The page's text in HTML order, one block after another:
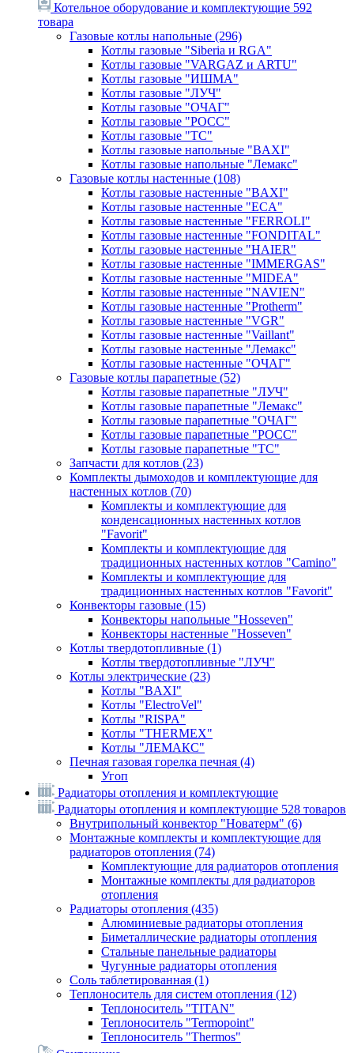
Котельное оборудование и комплектующие 592
товара
Газовые котлы напольные (296)
Котлы газовые "Siberia и RGA"
Котлы газовые "VARGAZ и ARTU"
Котлы газовые "ИШМА"
Котлы газовые "ЛУЧ"
Котлы газовые "ОЧАГ"
Котлы газовые "РОСС"
Котлы газовые "ТС"
Котлы газовые напольные "BAXI"
Котлы газовые напольные "Лемакс"
Газовые котлы настенные (108)
Котлы газовые настенные "BAXI"
Котлы газовые настенные "ECA"
Котлы газовые настенные "FERROLI"
Котлы газовые настенные "FONDITAL"
Котлы газовые настенные "HAIER"
Котлы газовые настенные "IMMERGAS"
Котлы газовые настенные "MIDEA"
Котлы газовые настенные "NAVIEN"
Котлы газовые настенные "Protherm"
Котлы газовые настенные "VGR"
Котлы газовые настенные "Vaillant"
Котлы газовые настенные "Лемакс"
Котлы газовые настенные "ОЧАГ"
Газовые котлы парапетные (52)
Котлы газовые парапетные "ЛУЧ"
Котлы газовые парапетные "Лемакс"
Котлы газовые парапетные "ОЧАГ"
Котлы газовые парапетные "РОСС"
Котлы газовые парапетные "ТС"
Запчасти для котлов (23)
Комплекты дымоходов и комплектующие для
настенных котлов (70)
Комплекты и комплектующие для
конденсационных настенных котлов
"Favorit"
Комплекты и комплектующие для
традиционных настенных котлов "Camino"
Комплекты и комплектующие для
традиционных настенных котлов "Favorit"
Конвекторы газовые (15)
Конвекторы напольные "Hosseven"
Конвекторы настенные "Hosseven"
Котлы твердотопливные (1)
Котлы твердотопливные "ЛУЧ"
Котлы электрические (23)
Котлы "BAXI"
Котлы "ElectroVel"
Котлы "RISPA"
Котлы "THERMEX"
Котлы "ЛЕМАКС"
Печная газовая горелка печная (4)
Угоп
Радиаторы отопления и комплектующие
Радиаторы отопления и комплектующие 528 товаров
Внутрипольный конвектор "Новатерм" (6)
Монтажные комплекты и комплектующие для
радиаторов отопления (74)
Комплектующие для радиаторов отопления
Монтажные комплекты для радиаторов
отопления
Радиаторы отопления (435)
Алюминиевые радиаторы отопления
Биметаллические радиаторы отопления
Стальные панельные радиаторы
Чугунные радиаторы отопления
Соль таблетированная (1)
Теплоноситель для систем отопления (12)
Теплоноситель "TITAN"
Теплоноситель "Termopoint"
Теплоноситель "Thermos"